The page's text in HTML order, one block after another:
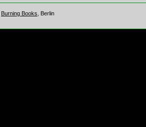
Burning Books , Berlin